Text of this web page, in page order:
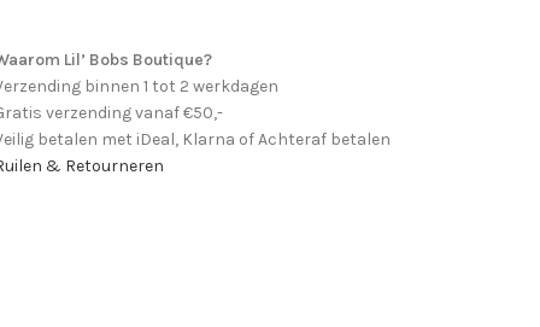
Lil’ Bobs Boutique?
binnen 1 tot 2 werkdagen
verzending vanaf €50,-
betalen met iDeal, Klarna of Achteraf betalen
& Retourneren